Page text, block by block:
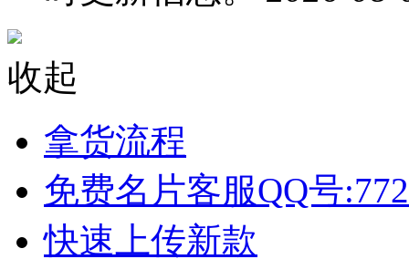
收起
拿货流程
免费名片客服QQ号
快速上传新款